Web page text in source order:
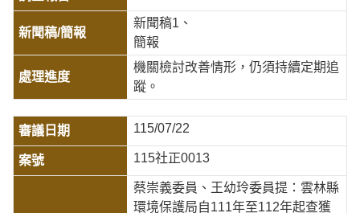
新聞稿1
簡報
機關檢討改善情形，仍須持續定期追
蹤。
115/07/22
115社正0013
蔡崇義委員、王幼玲委員提：雲林縣
環境保護局自111年至112年起查獲